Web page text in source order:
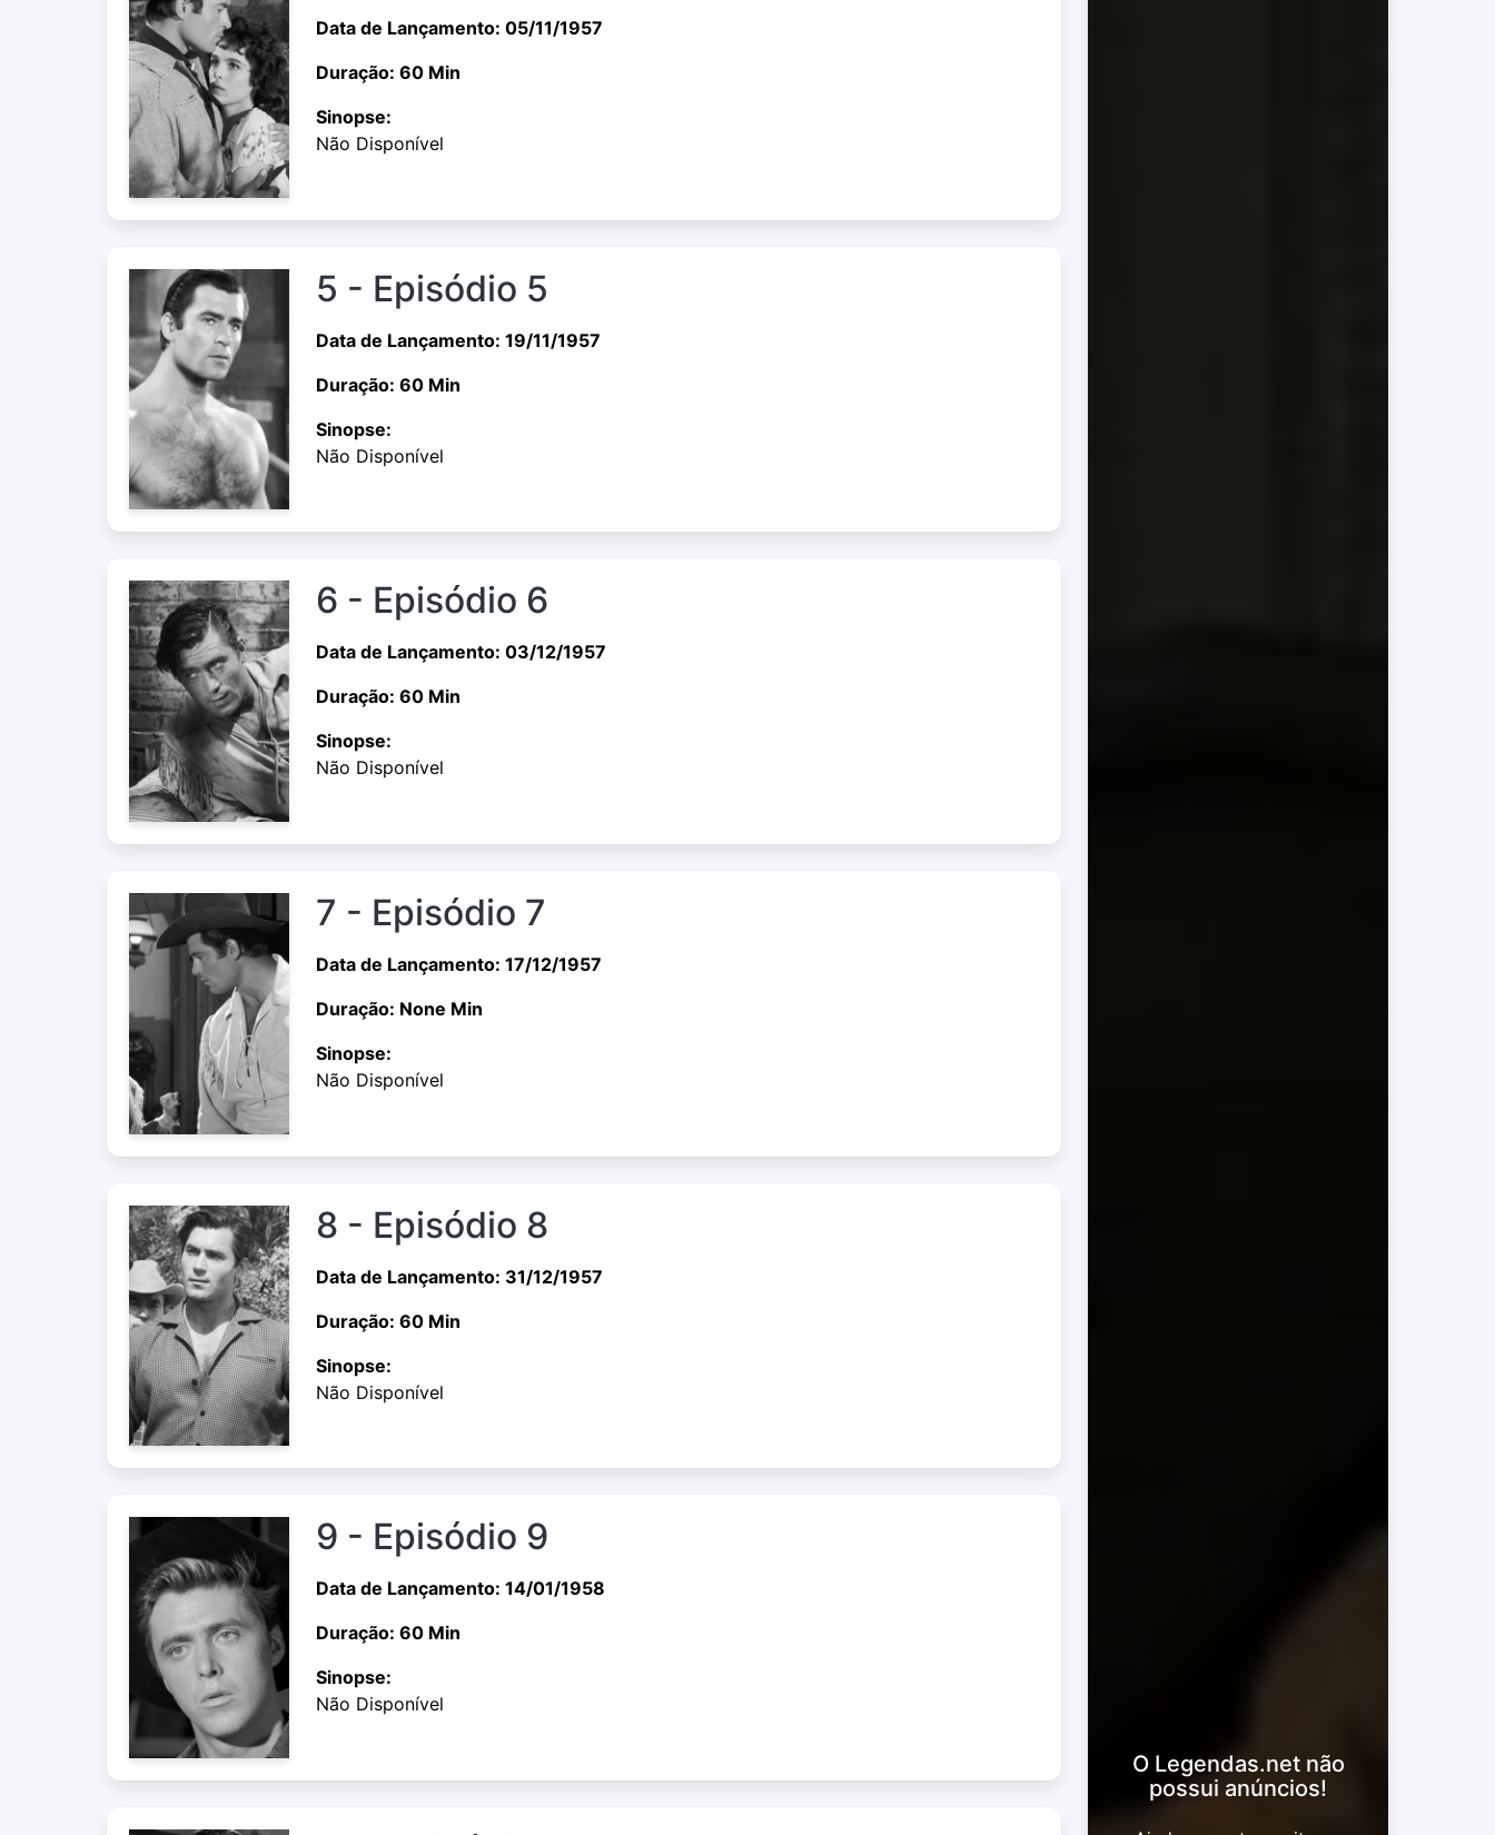
Data de Lançamento: 05/11/1957
Duração: 60 Min
Sinopse:
Não Disponível
5 - Episódio 5
Data de Lançamento: 19/11/1957
Duração: 60 Min
Sinopse:
Não Disponível
6 - Episódio 6
Data de Lançamento: 03/12/1957
Duração: 60 Min
Sinopse:
Não Disponível
7 - Episódio 7
Data de Lançamento: 17/12/1957
Duração: None Min
Sinopse:
Não Disponível
8 - Episódio 8
Data de Lançamento: 31/12/1957
Duração: 60 Min
Sinopse:
Não Disponível
9 - Episódio 9
Data de Lançamento: 14/01/1958
Duração: 60 Min
Sinopse:
Não Disponível
O Legendas.net não
possui anúncios!